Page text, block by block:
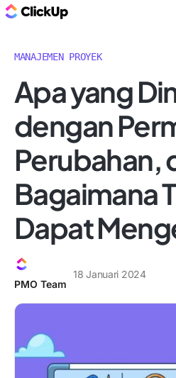
MANAJEMEN PROYEK
Apa yang
dengan
Perubahan,
Bagaimana
Dapat
PMO Team
18 Januari 2024